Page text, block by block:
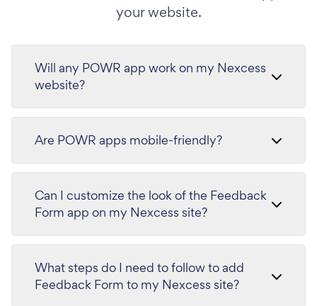
your website.
Will any POWR app work on my Nexcess
website?
Are POWR apps mobile-friendly?
Can I customize the look of the Feedback
Form app on my Nexcess site?
What steps do I need to follow to add
Feedback Form to my Nexcess site?